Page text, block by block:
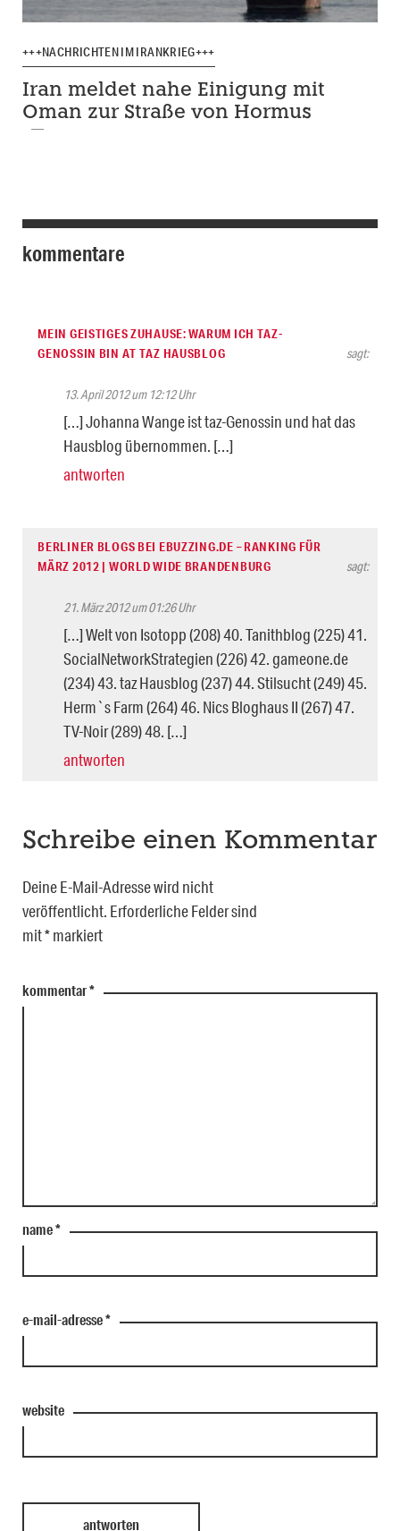
+++NACHRICHTEN IM IRANKRIEG+++
Iran meldet nahe Einigung mit
Oman zur Straße von Hormus
kommentare
MEIN GEISTIGES ZUHAUSE: WARUM ICH TAZ-
GENOSSIN BIN AT TAZ HAUSBLOG
sagt:
13. April 2012 um 12:12 Uhr
[…] Johanna Wange ist taz-Genossin und hat das
Hausblog übernommen. […]
antworten
BERLINER BLOGS BEI EBUZZING.DE – RANKING FÜR
MÄRZ 2012 | WORLD WIDE BRANDENBURG
sagt:
21. März 2012 um 01:26 Uhr
[…] Welt von Isotopp (208) 40. Tanithblog (225) 41.
SocialNetworkStrategien (226) 42. gameone.de
(234) 43. taz Hausblog (237) 44. Stilsucht (249) 45.
Herm`s Farm (264) 46. Nics Bloghaus II (267) 47.
TV-Noir (289) 48. […]
antworten
Schreibe einen Kommentar
Deine E-Mail-Adresse wird nicht
veröffentlicht. Erforderliche Felder sind
mit*markiert
kommentar*
name*
e-mail-adresse*
website